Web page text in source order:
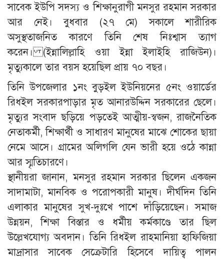
সাবেক ইউপি সদস্য ও শিক্ষানুরাগী মনসুর রহমান সরকার
আর নেই। বুধবার (২৭ মে) সকালে শারীরিক
অসুস্থতাজনিত কারণে তিনি শেষ নিঃশ্বাস ত্যাগ
করেন। (ইন্নালিল্লাহি ওয়া ইন্না ইলাইহি রাজিউন)।
মৃত্যুকালে তার বয়স হয়েছিল প্রায় ৭০ বছর।
তিনি উপজেলার ১নং বুড়ইল ইউনিয়নের ৫নং ওয়ার্ডের
রিধইল সরকারপাড়ার মৃত আনারউদ্দিন সরকারের ছেলে।
মৃত্যুর সংবাদ ছড়িয়ে পড়তেই আত্মীয়-স্বজন, রাজনৈতিক
নেতাকর্মী, শিক্ষার্থী ও সাধারণ মানুষের মাঝে শোকের ছায়া
নেমে আসে। গ্রামের অলিগলি যেন ভারী হয়ে ওঠে কান্না
আর স্মৃতিচারণে।
স্থানীয়রা জানান, মনসুর রহমান সরকার ছিলেন একজন
সাদামাটা, মানবিক ও পরোপকারী মানুষ। দীর্ঘদিন তিনি
এলাকার মানুষের সুখ-দুঃখে পাশে দাঁড়িয়েছেন। সমাজ
উন্নয়ন, শিক্ষা বিস্তার ও ধর্মীয় কর্মকাণ্ডে তার ছিল
উল্লেখযোগ্য অবদান। তিনি রিধইল রাহমানিয়া হাফিজিয়া
মাদ্রাসার সাবেক সেক্রেটারি হিসেবে দায়িত্ব পালন